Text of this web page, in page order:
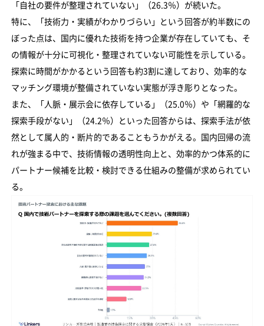
「自社の要件が整理されていない」（26.3％）が続いた。
特に、「技術力・実績がわかりづらい」という回答が約半数にの
ぼった点は、国内に優れた技術を持つ企業が存在していても、そ
の情報が十分に可視化・整理されていない可能性を示している。
探索に時間がかかるという回答も約3割に達しており、効率的な
マッチング環境が整備されていない実態が浮き彫りとなった。
また、「人脈・展示会に依存している」（25.0％）や「網羅的な
探索手段がない」（24.2％）といった回答からは、探索手法が依
然として属人的・断片的であることもうかがえる。国内回帰の流
れが強まる中で、技術情報の透明性向上と、効率的かつ体系的に
パートナー候補を比較・検討できる仕組みの整備が求められてい
る。